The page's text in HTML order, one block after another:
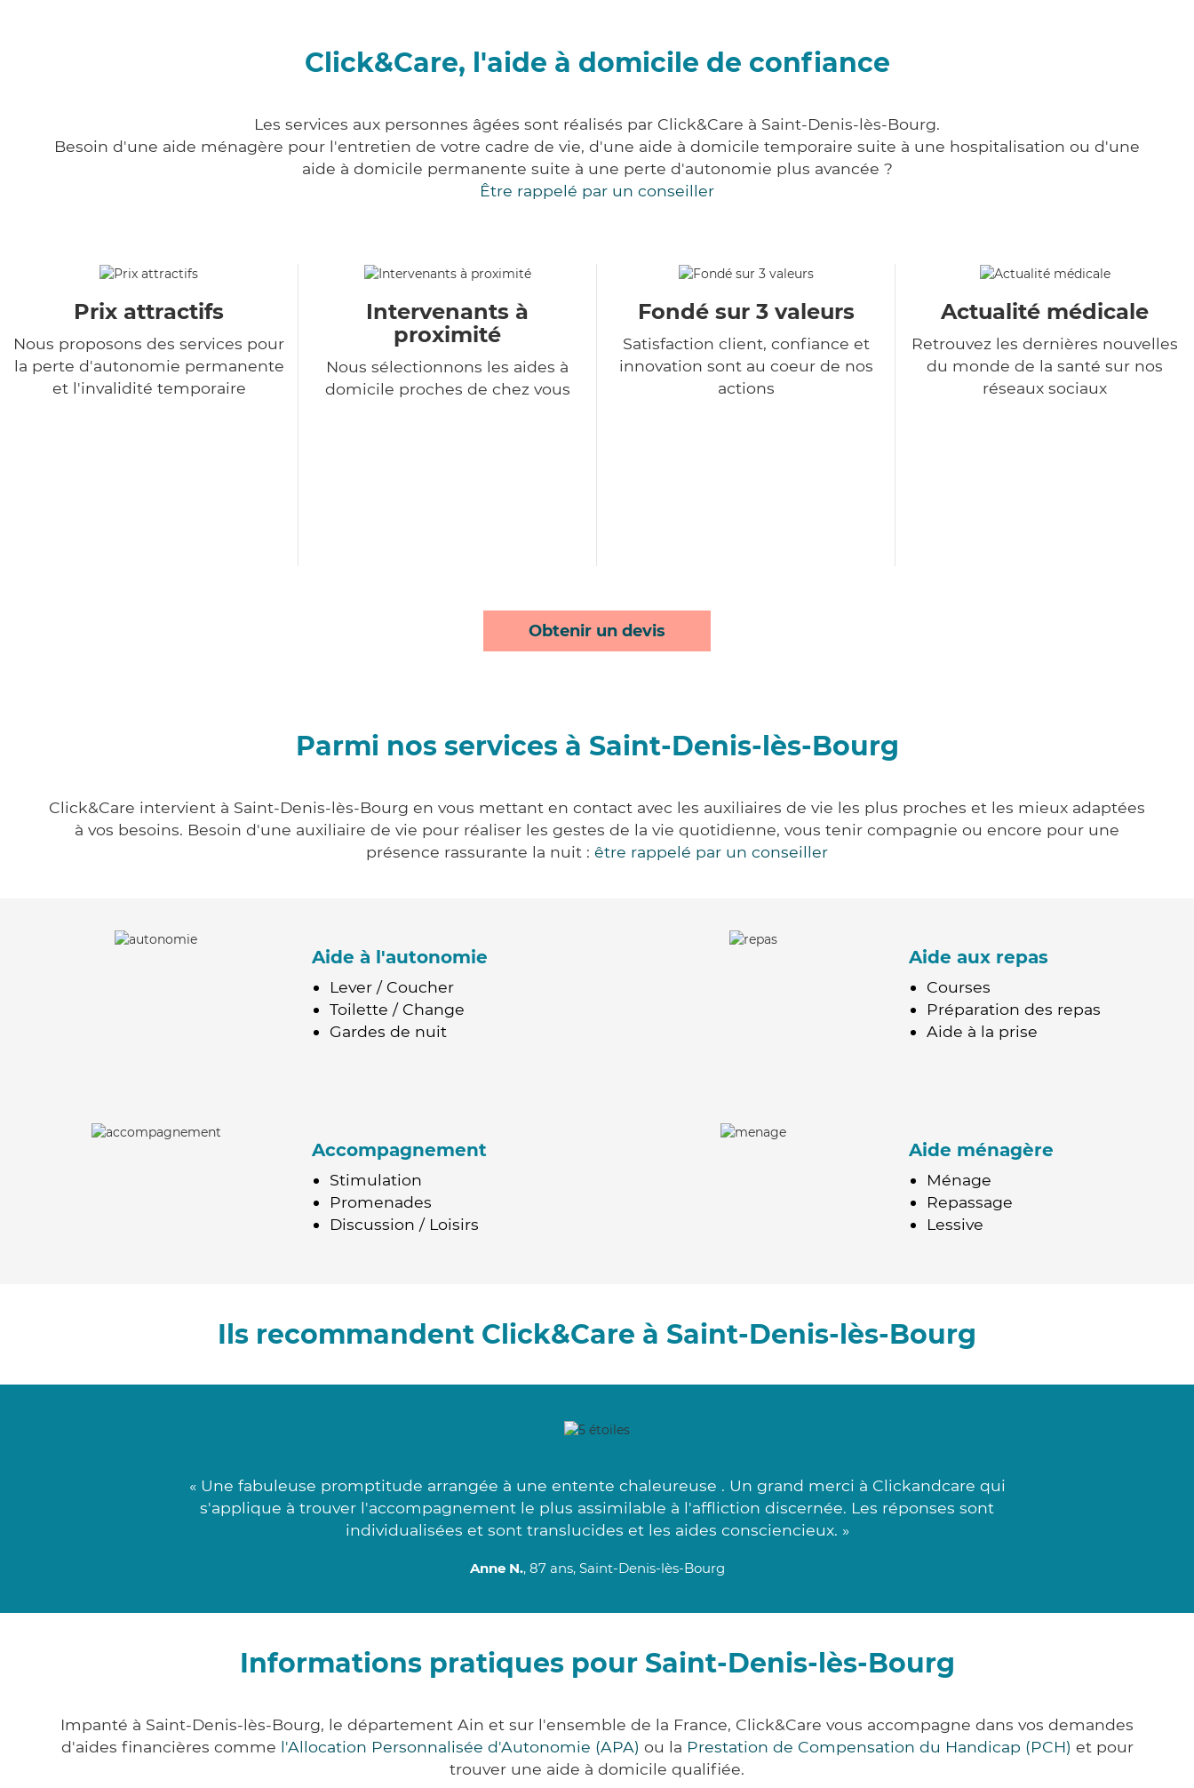
Click&Care, l'aide à domicile de confiance
Les services aux personnes âgées sont réalisés par Click&Care à Saint-Denis-lès-Bourg.
Besoin d'une aide ménagère pour l'entretien de votre cadre de vie, d'une aide à domicile temporaire suite à une hospitalisation ou d'une
aide à domicile permanente suite à une perte d'autonomie plus avancée ?
Être rappelé par un conseiller
Prix attractifs
Nous proposons des services pour
la perte d'autonomie permanente
et l'invalidité temporaire
Intervenants à
proximité
Nous sélectionnons les aides à
domicile proches de chez vous
Fondé sur 3 valeurs
Satisfaction client, confiance et
innovation sont au coeur de nos
actions
Actualité médicale
Retrouvez les dernières nouvelles
du monde de la santé sur nos
réseaux sociaux
Obtenir un devis
Parmi nos services à Saint-Denis-lès-Bourg
Click&Care intervient à Saint-Denis-lès-Bourg en vous mettant en contact avec les auxiliaires de vie les plus proches et les mieux adaptées
à vos besoins. Besoin d'une auxiliaire de vie pour réaliser les gestes de la vie quotidienne, vous tenir compagnie ou encore pour une
présence rassurante la nuit : être rappelé par un conseiller
Aide à l'autonomie
Lever / Coucher
Toilette / Change
Gardes de nuit
Aide aux repas
Courses
Préparation des repas
Aide à la prise
Accompagnement
Stimulation
Promenades
Discussion / Loisirs
Aide ménagère
Ménage
Repassage
Lessive
Ils recommandent Click&Care à Saint-Denis-lès-Bourg
« Une fabuleuse promptitude arrangée à une entente chaleureuse . Un grand merci à Clickandcare qui
s'applique à trouver l'accompagnement le plus assimilable à l'affliction discernée. Les réponses sont
individualisées et sont translucides et les aides consciencieux. »
Anne N., 87 ans, Saint-Denis-lès-Bourg
Informations pratiques pour Saint-Denis-lès-Bourg
Impanté à Saint-Denis-lès-Bourg, le département Ain et sur l'ensemble de la France, Click&Care vous accompagne dans vos demandes
d'aides financières comme l'Allocation Personnalisée d'Autonomie (APA) ou la Prestation de Compensation du Handicap (PCH) et pour
trouver une aide à domicile qualifiée.